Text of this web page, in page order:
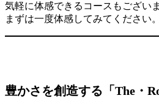
気軽に体感できるコースもござい
まずは一度体感してみてください。
豊かさを創造する「The・